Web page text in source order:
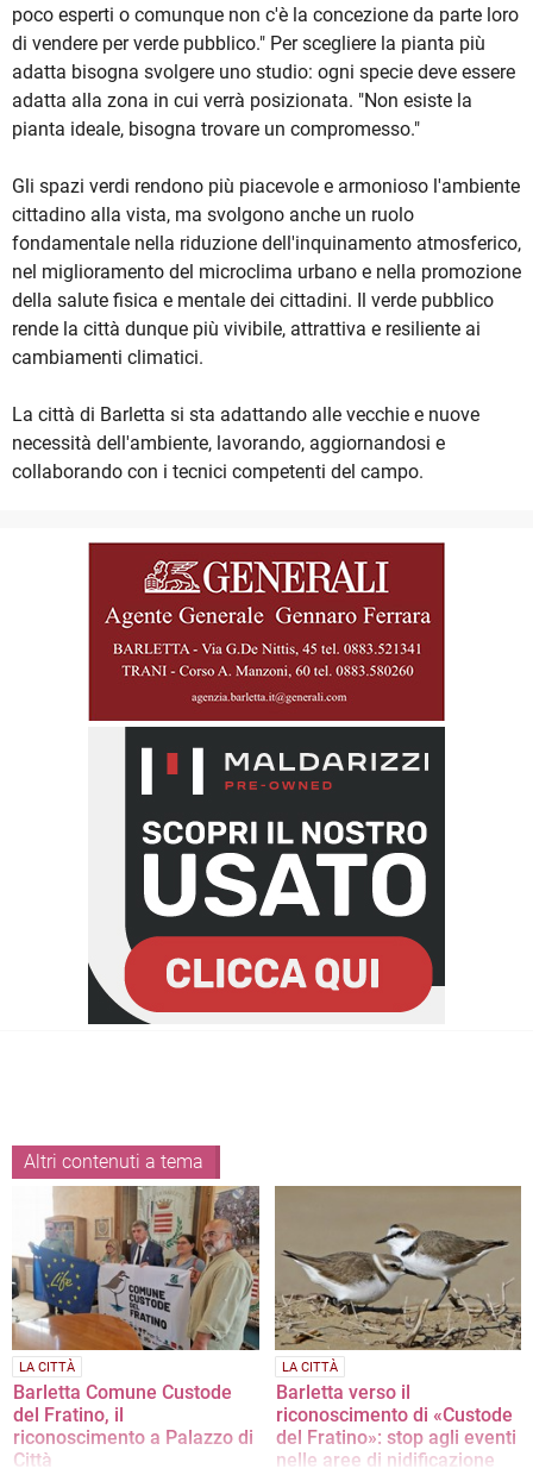
poco esperti o comunque non c'è la concezione da parte loro
di vendere per verde pubblico." Per scegliere la pianta più
adatta bisogna svolgere uno studio: ogni specie deve essere
adatta alla zona in cui verrà posizionata. "Non esiste la
pianta ideale, bisogna trovare un compromesso."
Gli spazi verdi rendono più piacevole e armonioso l'ambiente
cittadino alla vista, ma svolgono anche un ruolo
fondamentale nella riduzione dell'inquinamento atmosferico,
nel miglioramento del microclima urbano e nella promozione
della salute fisica e mentale dei cittadini. Il verde pubblico
rende la città dunque più vivibile, attrattiva e resiliente ai
cambiamenti climatici.
La città di Barletta si sta adattando alle vecchie e nuove
necessità dell'ambiente, lavorando, aggiornandosi e
collaborando con i tecnici competenti del campo.
Altri contenuti a tema
LA CITTÀ
Barletta Comune Custode
del Fratino, il
riconoscimento a Palazzo di
Città
LA CITTÀ
Barletta verso il
riconoscimento di «Custode
del Fratino»: stop agli eventi
nelle aree di nidificazione